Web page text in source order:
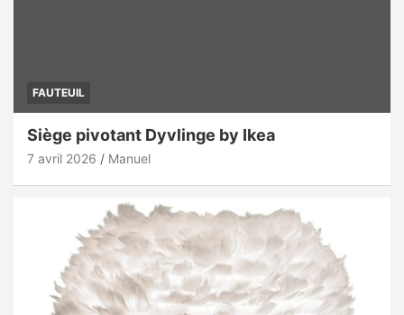
FAUTEUIL
Siège pivotant Dyvlinge by Ikea
7 avril 2026 Manuel